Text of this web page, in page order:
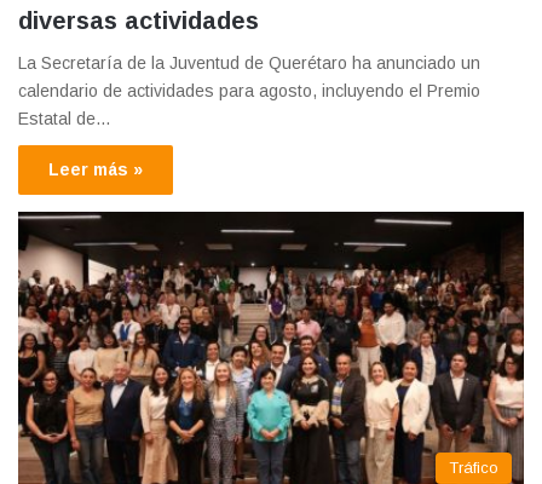
diversas actividades
La Secretaría de la Juventud de Querétaro ha anunciado un
calendario de actividades para agosto, incluyendo el Premio
Estatal de…
Leer más »
Tráfico